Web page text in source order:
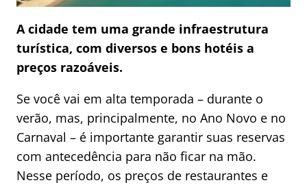
A cidade tem uma grande infraestrutura
turística, com diversos e bons hotéis a
preços razoáveis.
Se você vai em alta temporada – durante o
verão, mas, principalmente, no Ano Novo e no
Carnaval – é importante garantir suas reservas
com antecedência para não ficar na mão.
Nesse período, os preços de restaurantes e